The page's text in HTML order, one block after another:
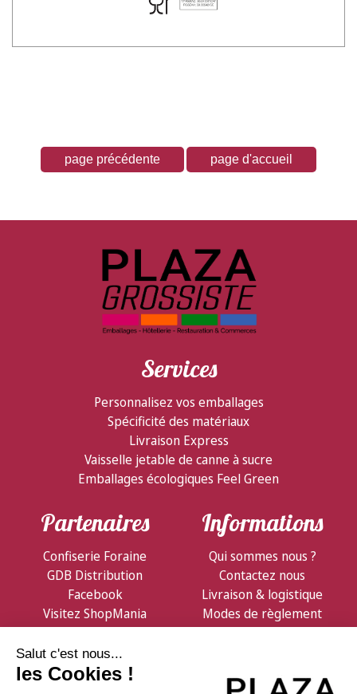
Services
Personnalisez vos emballages
Spécificité des matériaux
Livraison Express
Vaisselle jetable de canne à sucre
Emballages écologiques Feel Green
Partenaires
Confiserie Foraine
GDB Distribution
Facebook
Visitez ShopMania
Informations
Qui sommes nous ?
Contactez nous
Livraison & logistique
Modes de règlement
Conditions de vente
Notre Newsletter